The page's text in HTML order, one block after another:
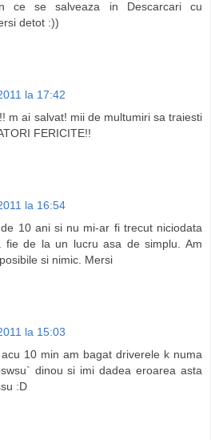
ce se salveaza in Descarcari cu
detot :))
la 17:42
m ai salvat! mii de multumiri sa traiesti
FERICITE!!
la 16:54
10 ani si nu mi-ar fi trecut niciodata
fie de la un lucru asa de simplu. Am
si nimic. Mersi
la 15:03
10 min am bagat driverele k numa
dinou si imi dadea eroarea asta
:D